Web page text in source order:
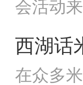
会活动
西湖话
在众多